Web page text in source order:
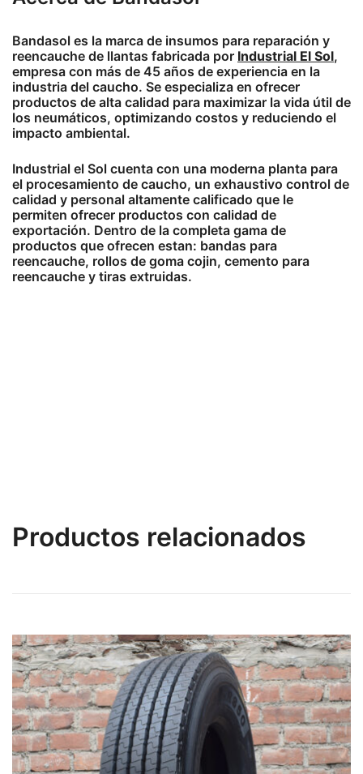
Bandasol es la marca de insumos para reparación y
reencauche de llantas fabricada por Industrial El Sol,
empresa con más de 45 años de experiencia en la
industria del caucho. Se especializa en ofrecer
productos de alta calidad para maximizar la vida útil de
los neumáticos, optimizando costos y reduciendo el
impacto ambiental.
Industrial el Sol cuenta con una moderna planta para
el procesamiento de caucho, un exhaustivo control de
calidad y personal altamente calificado que le
permiten ofrecer productos con calidad de
exportación. Dentro de la completa gama de
productos que ofrecen estan: bandas para
reencauche, rollos de goma cojin, cemento para
reencauche y tiras extruidas.
Productos relacionados